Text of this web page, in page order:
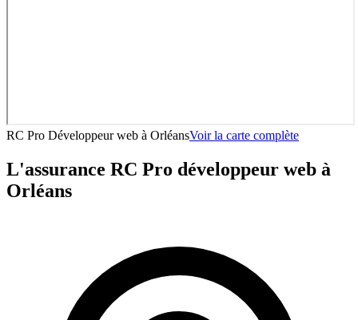
RC Pro Développeur web à OrléansVoir la carte complète
L'assurance RC Pro développeur web à
Orléans